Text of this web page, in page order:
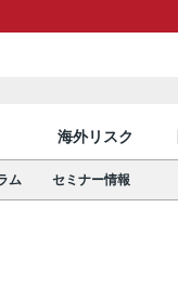
海外リスク
ム セミナー情報